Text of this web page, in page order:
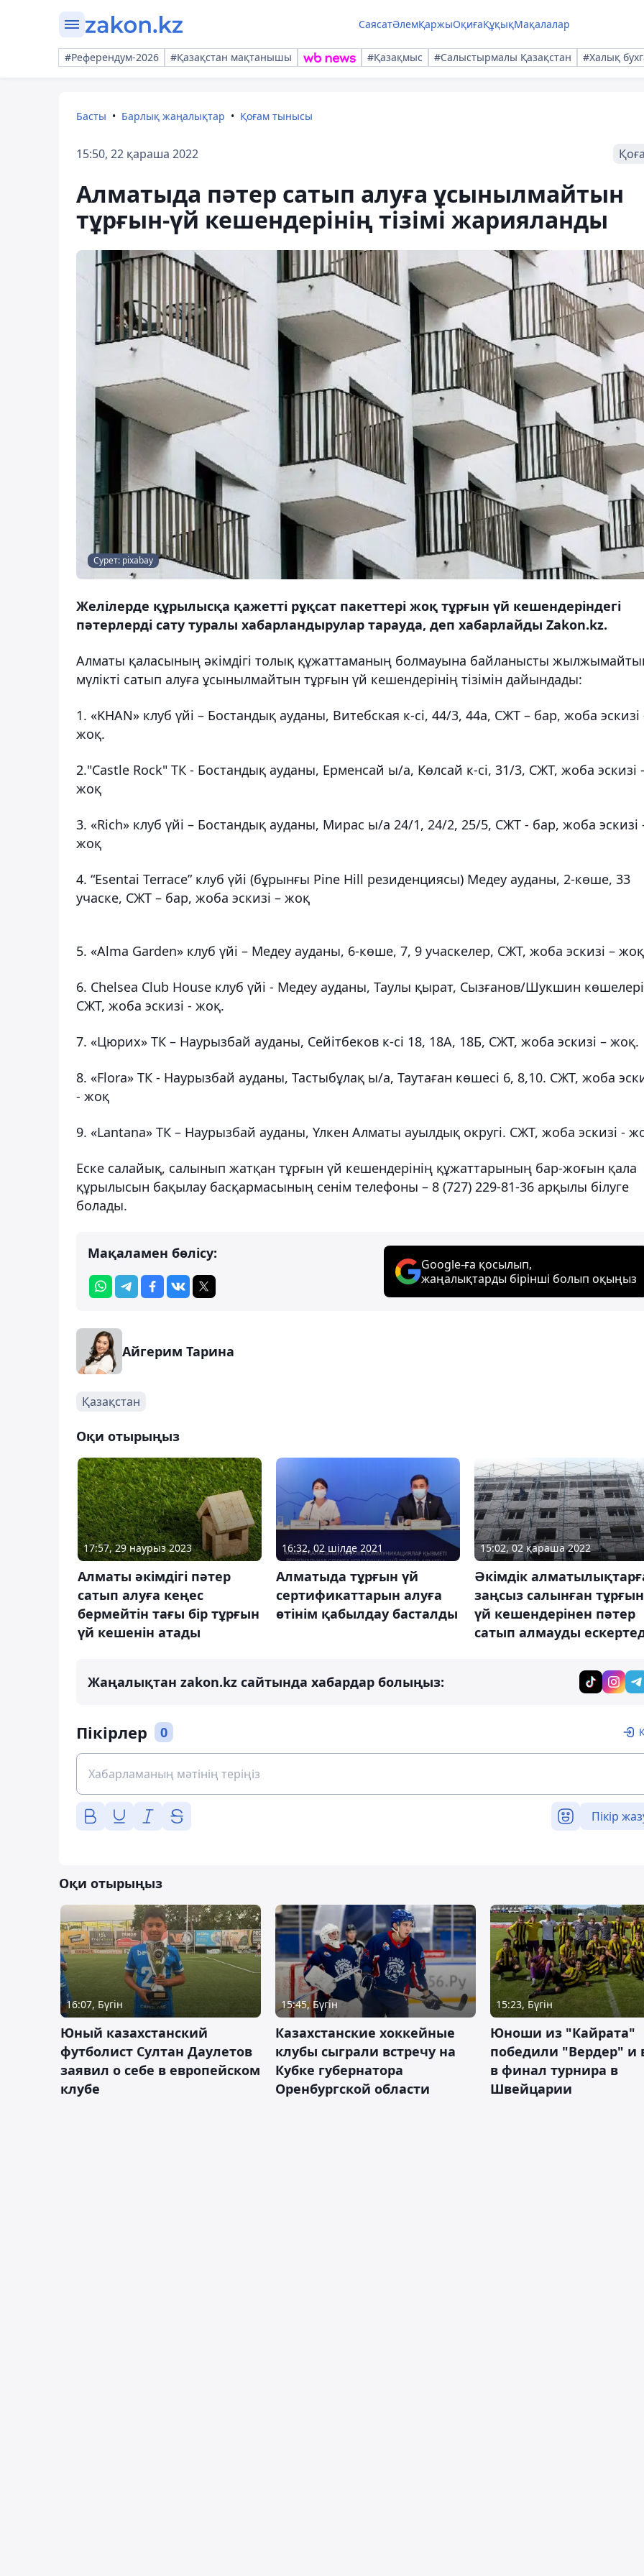
СаясатӘлемҚаржыОқиғаҚұқықМақалалар
#Референдум-2026 #Қазақстан мақтанышы #Қазақмыс #Салыстырмалы Қазақстан #Халық
Басты Барлық жаңалықтар Қоғам тынысы
15:50, 22 қараша 2022
Алматыда пәтер сатып алуға ұсынылмайтын
тұрғын-үй кешендерінің тізімі жарияланды
Сурет: pixabay
Желілерде құрылысқа қажетті рұқсат пакеттері жоқ тұрғын үй кешендеріндегі
пәтерлерді сату туралы хабарландырулар тарауда, деп хабарлайды Zakon.kz.
Алматы қаласының әкімдігі толық құжаттаманың болмауына байланысты
мүлікті сатып алуға ұсынылмайтын тұрғын үй кешендерінің тізімін дайындады:
1. «KHAN» клуб үйі – Бостандық ауданы, Витебская к-сі, 44/3, 44а, СЖТ – бар, жоба эскизі
жоқ.
2."Castle Rock" ТК - Бостандық ауданы, Ерменсай ы/а, Көлсай к-сі, 31/3, СЖТ, жоба эскизі
жоқ
3. «Rich» клуб үйі – Бостандық ауданы, Мирас ы/а 24/1, 24/2, 25/5, СЖТ - бар, жоба эскизі
жоқ
4. “Esentai Terrace” клуб үйі (бұрынғы Pine Hill резиденциясы) Медеу ауданы, 2-көше, 33
учаске, СЖТ – бар, жоба эскизі – жоқ
5. «Alma Garden» клуб үйі – Медеу ауданы, 6-көше, 7, 9 учаскелер, СЖТ, жоба эскизі –
6. Chelsea Club House клуб үйі - Медеу ауданы, Таулы қырат, Сызғанов/Шукшин
СЖТ, жоба эскизі - жоқ.
7. «Цюрих» ТК – Наурызбай ауданы, Сейітбеков к-сі 18, 18А, 18Б, СЖТ, жоба эскизі – жоқ.
8. «Flora» ТК - Наурызбай ауданы, Тастыбұлақ ы/а, Таутаған көшесі 6, 8,10. СЖТ, жоба
- жоқ
9. «Lantana» ТК – Наурызбай ауданы, Үлкен Алматы ауылдық округі. СЖТ, жоба эскизі -
Еске салайық, салынып жатқан тұрғын үй кешендерінің құжаттарының бар-жоғын қала
құрылысын бақылау басқармасының сенім телефоны – 8 (727) 229-81-36 арқылы білуге
болады.
Мақаламен бөлісу:
Google-ға қосылып,
жаңалықтарды бірінші болып оқыңыз
Айгерим Тарина
Қазақстан
Оқи отырыңыз
17:57, 29 наурыз 2023
Алматы әкімдігі пәтер
сатып алуға кеңес
бермейтін тағы бір тұрғын
үй кешенін атады
16:32, 02 шілде 2021
Алматыда тұрғын үй
сертификаттарын алуға
өтінім қабылдау басталды
15:02, 02 қараша 2022
Әкімдік
заңсыз салынған тұрғын
үй кешендерінен пәтер
сатып алмауды
Жаңалықтан zakon.kz сайтында хабардар болыңыз:
Пікірлер 0
Пікір
Оқи отырыңыз
16:07, Бүгін
Юный казахстанский
футболист Султан Даулетов
заявил о себе в европейском
клубе
15:45, Бүгін
Казахстанские хоккейные
клубы сыграли встречу на
Кубке губернатора
Оренбургской области
15:23, Бүгін
Юноши из "Кайрата"
победили "Вердер"
в финал турнира в
Швейцарии